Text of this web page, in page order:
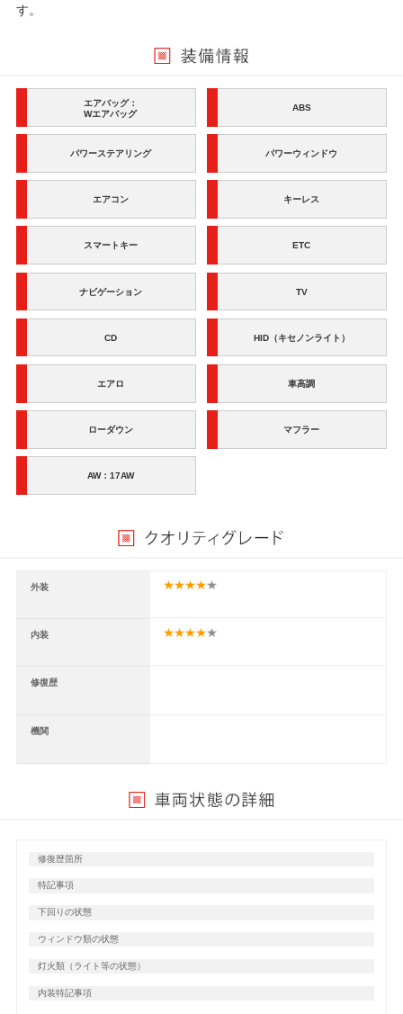
す。
エアバッグ：
Wエアバッグ
ABS
パワーステアリング パワーウィンドウ
エアコン キーレス
スマートキー ETC
ナビゲーション TV
CD HID（キセノンライト）
エアロ 車高調
ローダウン マフラー
AW：17AW
外装
内装
修復歴
機関
修復歴箇所
特記事項
下回りの状態
ウィンドウ類の状態
灯火類（ライト等の状態）
内装特記事項